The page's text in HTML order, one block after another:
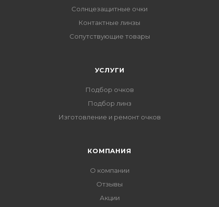
Солнцезащитные очки
Контактные линзы
Сопутствующие товары
УСЛУГИ
Подбор очков
Подбор линз
Изготовление и ремонт очков
КОМПАНИЯ
О компании
Отзывы
Акции